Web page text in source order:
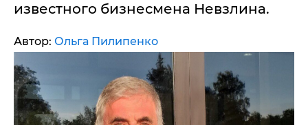
известного бизнесмена Невзлина.
Автор: Ольга Пилипенко